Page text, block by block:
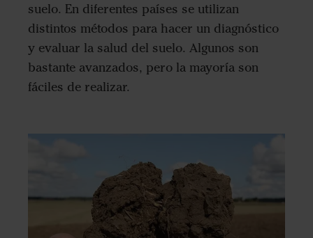
suelo. En diferentes países se utilizan
distintos métodos para hacer un diagnóstico
y evaluar la salud del suelo. Algunos son
bastante avanzados, pero la mayoría son
fáciles de realizar.